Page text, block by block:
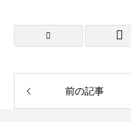
前の記事